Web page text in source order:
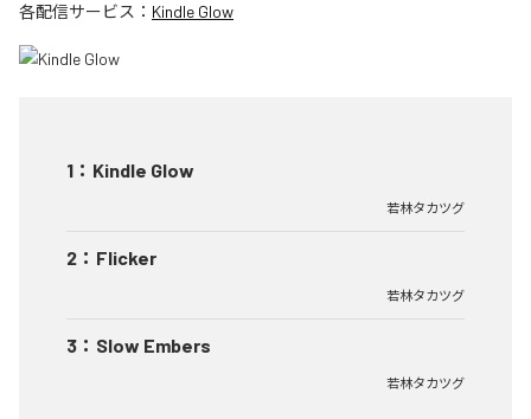
各配信サービス： Kindle Glow
1 ： Kindle Glow
若林タカツグ
2 ： Flicker
若林タカツグ
3 ： Slow Embers
若林タカツグ